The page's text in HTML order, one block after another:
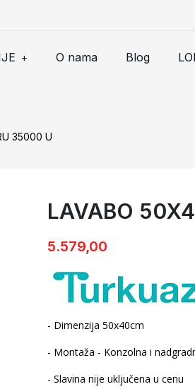
+ O nama Blog
35000 U
LAVABO
5.579,00
- Dimenzija 50x40cm
- Montaža - Konzolna i
- Slavina nije uključena u cenu